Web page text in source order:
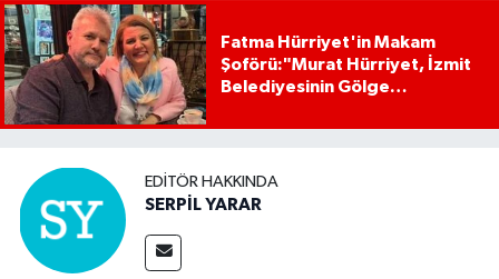
Fatma Hürriyet'in Makam
Şoförü:"Murat Hürriyet, İzmit
Belediyesinin Gölge
EDITÖR HAKKINDA
SERPİL YARAR